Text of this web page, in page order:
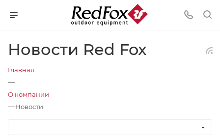
Новости Red Fox
Главная
—
О компании
—Новости